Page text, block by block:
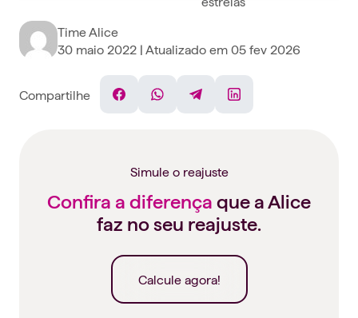
Time Alice
30 maio 2022 | Atualizado em 05 fev 2026
Compartilhe
FacebookWhatsAppTelegramLinkedin
Simule o reajuste
Confira a diferença que a Alice
faz no seu reajuste.
Calcule agora!